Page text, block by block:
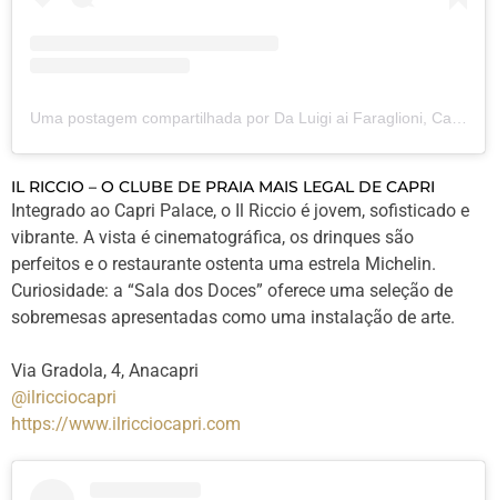
IL RICCIO – O CLUBE DE PRAIA MAIS LEGAL DE CAPRI
Integrado ao Capri Palace, o Il Riccio é jovem, sofisticado e
vibrante. A vista é cinematográfica, os drinques são
perfeitos e o restaurante ostenta uma estrela Michelin.
Curiosidade: a “Sala dos Doces” oferece uma seleção de
sobremesas apresentadas como uma instalação de arte.
Via Gradola, 4, Anacapri
@ilricciocapri
https://www.ilricciocapri.com